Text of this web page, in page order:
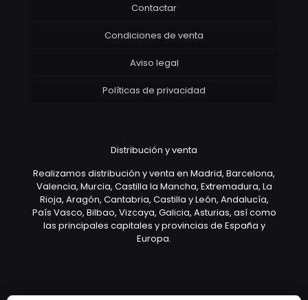
Contactar
Condiciones de venta
Aviso legal
Políticas de privacidad
Distribución y venta
Realizamos distribución y venta en Madrid, Barcelona,
Valencia, Murcia, Castilla la Mancha, Extremadura, La
Rioja, Aragón, Cantabria, Castilla y León, Andalucía,
País Vasco, Bilbao, Vizcaya, Galicia, Asturias, así como
las principales capitales y provincias de España y
Europa.